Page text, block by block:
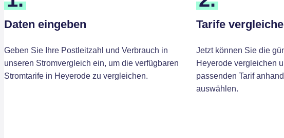
Daten eingeben
Geben Sie Ihre Postleitzahl und Verbrauch in
unseren Stromvergleich ein, um die verfügbaren
Stromtarife in Heyerode zu vergleichen.
Tarife
Jetzt können Sie die
Heyerode vergleichen
passenden Tarif
auswählen.